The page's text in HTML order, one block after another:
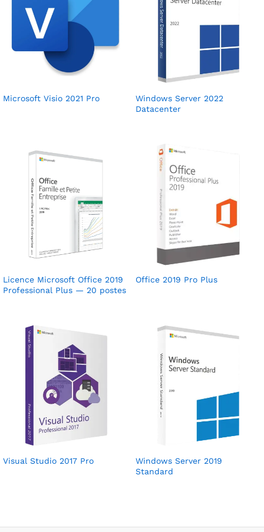
Microsoft Visio 2021 Pro
Windows Server 2022
Datacenter
Licence Microsoft Office 2019
Professional Plus — 20 postes
Office 2019 Pro Plus
Visual Studio 2017 Pro
Windows Server 2019
Standard